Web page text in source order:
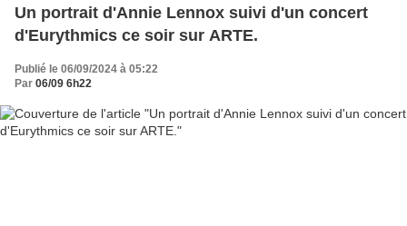
Un portrait d'Annie Lennox suivi d'un concert
d'Eurythmics ce soir sur ARTE.
Publié le 06/09/2024 à 05:22
Par 06/09 6h22